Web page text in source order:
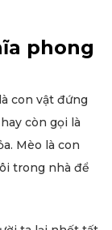
phong
con vật đứng
còn gọi là
Mèo là con
trong nhà để